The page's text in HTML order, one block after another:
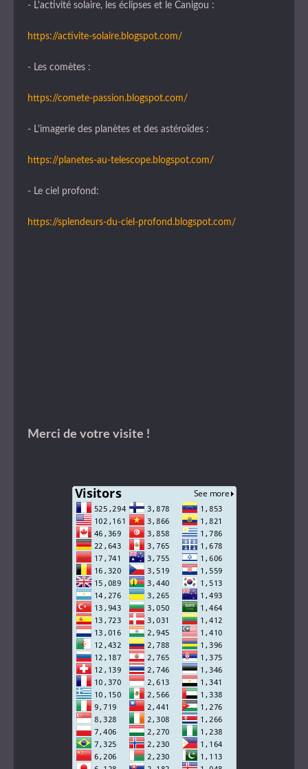
- L'activité solaire, les éclipses et le Canigou :
https://activite-solaire.blogspot.com/
- Les comètes :
https://comete-passion.blogspot.com/
- L'imagerie des planètes et des astéroïdes :
https://planetes-au-telescope.blogspot.com/
- Le ciel profond:
https://splendeurs-du-ciel-profond.blogspot.com/
Merci de votre visite !